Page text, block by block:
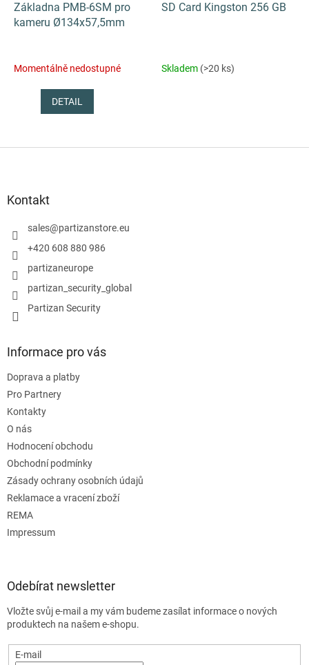
Základna PMB-6SM pro
kameru Ø134х57,5mm
Momentálně nedostupné
DETAIL
SD Card Kingston 256 GB
Skladem (>20 ks)
Kontakt
sales@partizanstore.eu
+420 608 880 986
partizaneurope
partizan_security_global
Partizan Security
Informace pro vás
Doprava a platby
Pro Partnery
Kontakty
O nás
Hodnocení obchodu
Obchodní podmínky
Zásady ochrany osobních údajů
Reklamace a vracení zboží
REMA
Impressum
Odebírat newsletter
Vložte svůj e-mail a my vám budeme zasílat informace o nových
produktech na našem e-shopu.
E-mail